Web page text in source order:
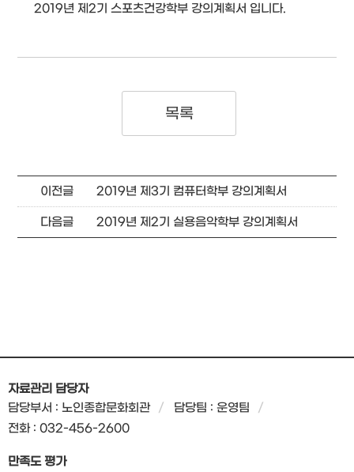
2019년 제2기 스포츠건강학부 강의계획서 입니다.
목록
이전글 2019년 제3기 컴퓨터학부 강의계획서
다음글 2019년 제2기 실용음악학부 강의계획서
자료관리 담당자
담당부서 : 노인종합문화회관
담당팀 : 운영팀
전화 : 032-456-2600
만족도 평가